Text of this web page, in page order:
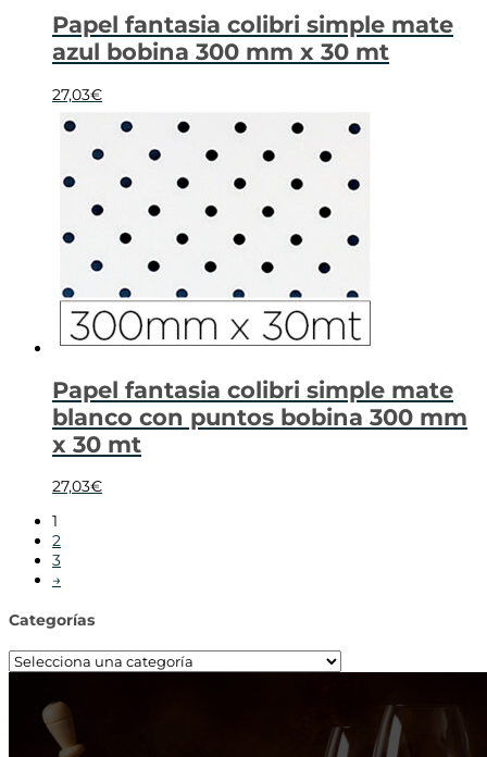
Papel fantasia colibri simple mate
azul bobina 300 mm x 30 mt
27,03€
Papel fantasia colibri simple mate
blanco con puntos bobina 300 mm
x 30 mt
27,03€
1
2
3
→
Categorías